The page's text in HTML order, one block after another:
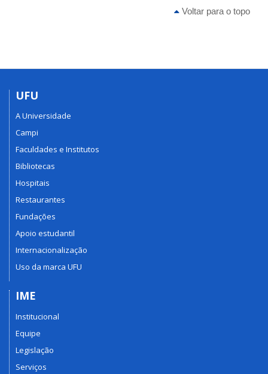
Voltar para o topo
UFU
A Universidade
Campi
Faculdades e Institutos
Bibliotecas
Hospitais
Restaurantes
Fundações
Apoio estudantil
Internacionalização
Uso da marca UFU
IME
Institucional
Equipe
Legislação
Serviços